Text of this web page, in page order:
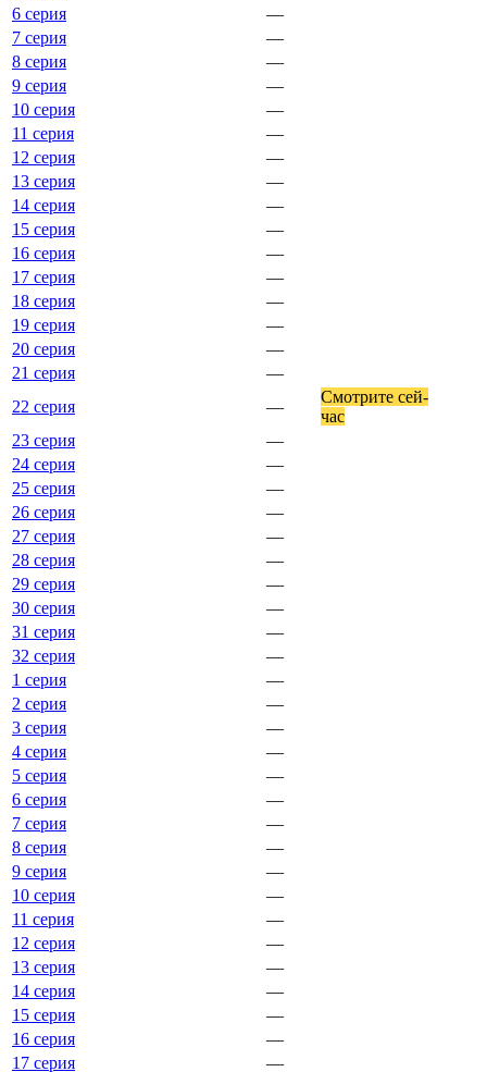
6 серия
—
7 серия
—
8 серия
—
9 серия
—
10 серия
—
11 серия
—
12 серия
—
13 серия
—
14 серия
—
15 серия
—
16 серия
—
17 серия
—
18 серия
—
19 серия
—
20 серия
—
21 серия
—
22 серия
—
Смот­ри­те сей­
час
23 серия
—
24 серия
—
25 серия
—
26 серия
—
27 серия
—
28 серия
—
29 серия
—
30 серия
—
31 серия
—
32 серия
—
1 серия
—
2 серия
—
3 серия
—
4 серия
—
5 серия
—
6 серия
—
7 серия
—
8 серия
—
9 серия
—
10 серия
—
11 серия
—
12 серия
—
13 серия
—
14 серия
—
15 серия
—
16 серия
—
17 серия
—